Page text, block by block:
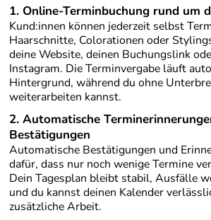
1. Online-Terminbuchung rund um
Kund:innen können jederzeit selbst
Haarschnitte, Colorationen oder
deine Website, deinen Buchungslink
Instagram. Die Terminvergabe läuft
Hintergrund, während du ohne
weiterarbeiten kannst.
2. Automatische
Bestätigungen
Automatische Bestätigungen und
dafür, dass nur noch wenige Termine
Dein Tagesplan bleibt stabil, Ausfälle
und du kannst deinen Kalender
zusätzliche Arbeit.